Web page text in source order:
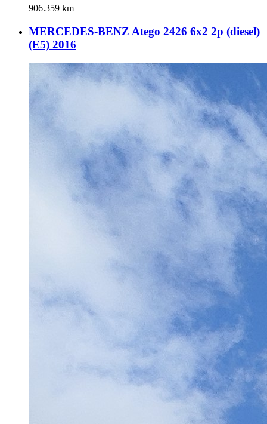
906.359 km
MERCEDES-BENZ Atego 2426 6x2 2p (diesel)
(E5) 2016